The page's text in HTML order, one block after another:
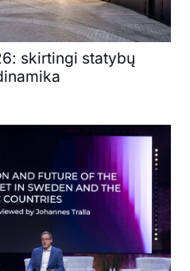
skirtingi statybų